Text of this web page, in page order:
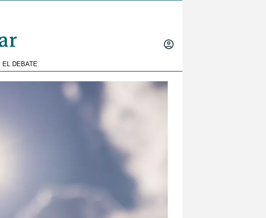
EL DEBATE